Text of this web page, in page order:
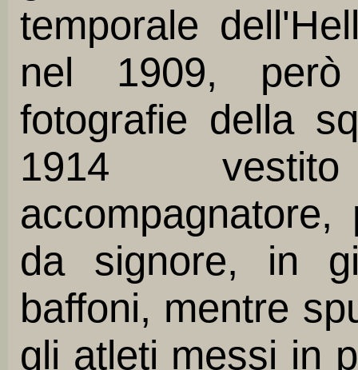
temporale
nel 1909,
fotografie della
1914
da signore, in
baffoni, mentre
gli atleti messi in